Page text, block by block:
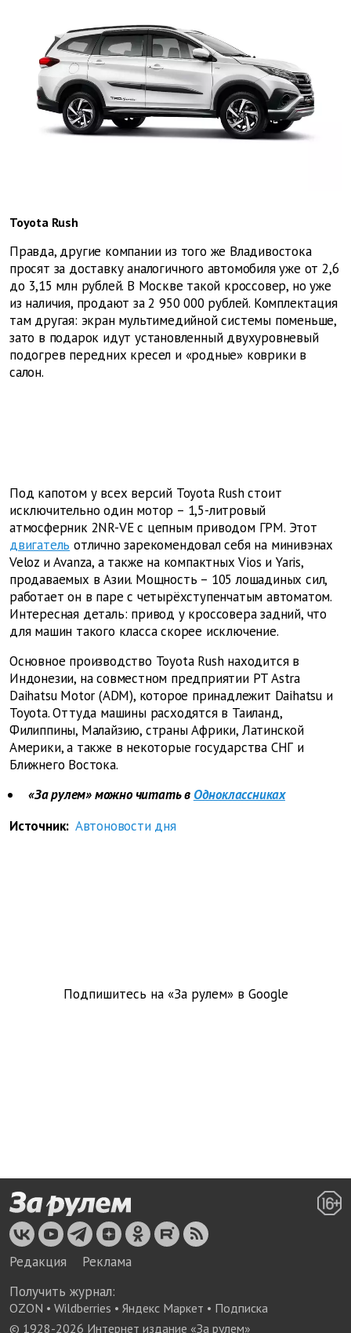
Toyota Rush
Правда, другие компании из того же Владивостока
просят за доставку аналогичного автомобиля уже от 2,6
до 3,15 млн рублей. В Москве такой кроссовер, но уже
из наличия, продают за 2 950 000 рублей. Комплектация
там другая: экран мультимедийной системы поменьше,
зато в подарок идут установленный двухуровневый
подогрев передних кресел и «родные» коврики в
салон.
Под капотом у всех версий Toyota Rush стоит
исключительно один мотор – 1,5-литровый
атмосферник 2NR-VЕ с цепным приводом ГРМ. Этот
двигатель отлично зарекомендовал себя на минивэнах
Veloz и Avanza, а также на компактных Vios и Yaris,
продаваемых в Азии. Мощность – 105 лошадиных сил,
работает он в паре с четырёхступенчатым автоматом.
Интересная деталь: привод у кроссовера задний, что
для машин такого класса скорее исключение.
Основное производство Toyota Rush находится в
Индонезии, на совместном предприятии PT Astra
Daihatsu Motor (ADM), которое принадлежит Daihatsu и
Toyota. Оттуда машины расходятся в Таиланд,
Филиппины, Малайзию, страны Африки, Латинской
Америки, а также в некоторые государства СНГ и
Ближнего Востока.
«За рулем» можно читать в Одноклассниках
Источник: Автоновости дня
Подпишитесь на «За рулем» в Google
Редакция
Реклама
Получить журнал:
OZON • Wildberries • Яндекс Маркет • Подписка
© 1928-2026 Интернет издание «За рулем»